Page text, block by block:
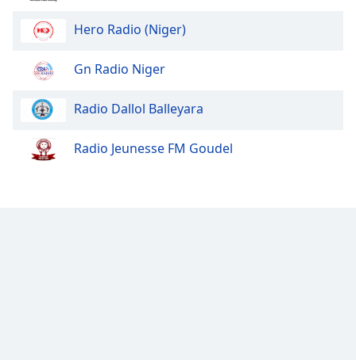
Hero Radio (Niger)
Gn Radio Niger
Radio Dallol Balleyara
Radio Jeunesse FM Goudel